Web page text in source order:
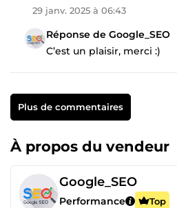
29 janv. 2025 à 06:43
Réponse de Google_SEO
C’est un plaisir, merci :)
Plus de commentaires
À propos du vendeur
Google_SEO
Performance Top